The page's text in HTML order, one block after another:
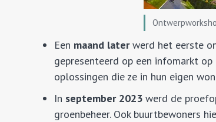
Een maand laterwerd het eerste
gepresenteerd op een infomarkt
oplossingen die ze in hun eigen
In september 2023 werd de
groenbeheer. Ook buurtbewoners